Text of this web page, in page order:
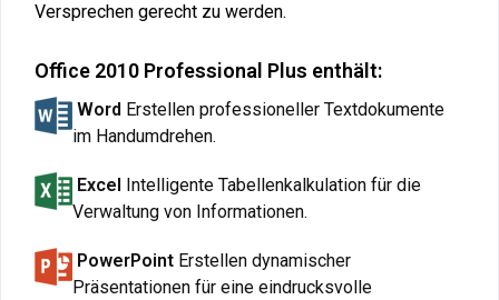
Versprechen gerecht zu werden.
Office 2010 Professional Plus enthält:
Word Erstellen professioneller Textdokumente
im Handumdrehen.
Excel
Intelligente Tabellenkalkulation für die
Verwaltung von Informationen.
PowerPoint Erstellen dynamischer
Präsentationen für eine eindrucksvolle